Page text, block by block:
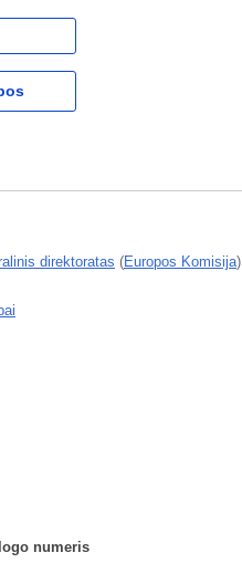
direktoratas (Europos Komisija)
numeris